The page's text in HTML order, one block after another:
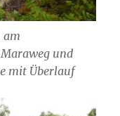
am
und
mit Überlauf